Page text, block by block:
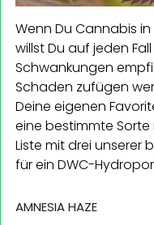
Wenn Du Cannabis
willst Du auf jeden
Schwankungen
Schaden zufügen
Deine eigenen
eine bestimmte
Liste mit drei unserer
für ein DWC-
AMNESIA HAZE